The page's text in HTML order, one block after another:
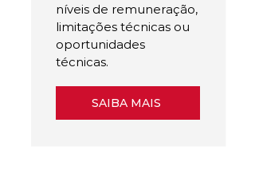
níveis de remuneração,
limitações técnicas ou
oportunidades
técnicas.
SAIBA MAIS